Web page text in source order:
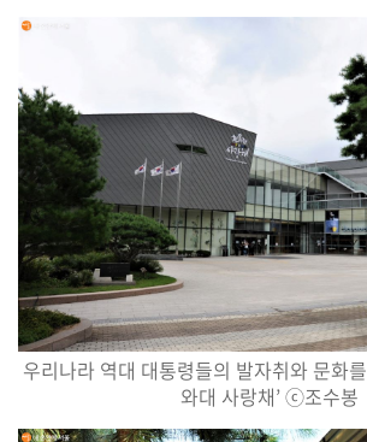
우리나라 역대 대통령들의 발자취와 문화를
와대 사랑채’ⓒ조수봉